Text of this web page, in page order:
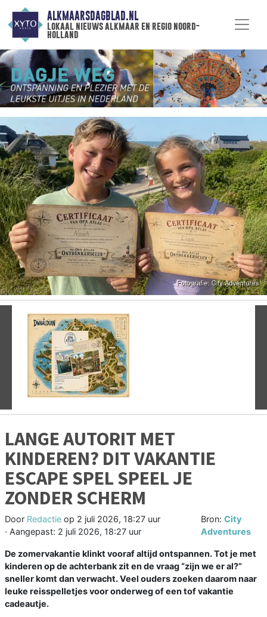
ALKMAARSDAGBLAD.NL
lokaal nieuws alkmaar en regio noord-
holland
LANGE AUTORIT MET
KINDEREN? DIT VAKANTIE
ESCAPE SPEL SPEEL JE
ZONDER SCHERM
Door Redactie op 2 juli 2026, 18:27 uur
· Aangepast: 2 juli 2026, 18:27 uur
Bron: City
Adventures
De zomervakantie klinkt vooraf altijd ontspannen. Tot je met
kinderen op de achterbank zit en de vraag “zijn we er al?”
sneller komt dan verwacht. Veel ouders zoeken daarom naar
leuke reisspelletjes voor onderweg of een tof vakantie
cadeautje.